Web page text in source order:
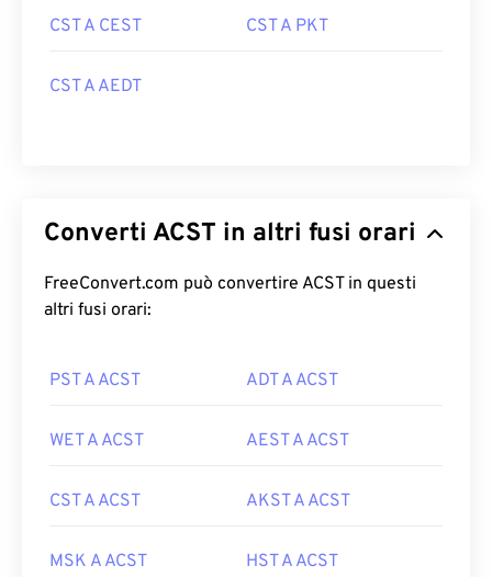
CST A CEST CST A PKT
CST A AEDT
Converti ACST in altri fusi orari
FreeConvert.com può convertire ACST in questi
altri fusi orari:
PST A ACST ADT A ACST
WET A ACST AEST A ACST
CST A ACST AKST A ACST
MSK A ACST HST A ACST